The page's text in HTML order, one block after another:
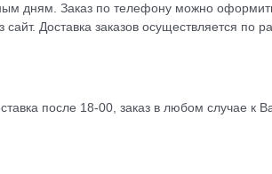
дням. Заказ по телефону можно
Доставка заказов осуществляется
после 18-00, заказ в любом случае к